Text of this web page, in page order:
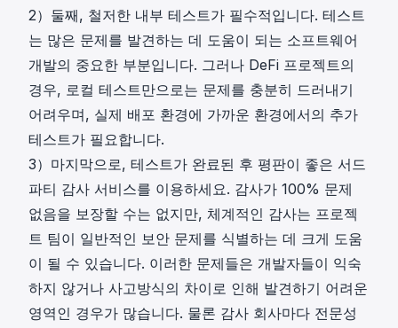
2）둘째, 철저한 내부 테스트가 필수적입니다. 테스트
는 많은 문제를 발견하는 데 도움이 되는 소프트웨어
개발의 중요한 부분입니다. 그러나 DeFi 프로젝트의
경우, 로컬 테스트만으로는 문제를 충분히 드러내기
어려우며, 실제 배포 환경에 가까운 환경에서의 추가
테스트가 필요합니다.
3）마지막으로, 테스트가 완료된 후 평판이 좋은 서드
파티 감사 서비스를 이용하세요. 감사가 100% 문제
없음을 보장할 수는 없지만, 체계적인 감사는 프로젝
트 팀이 일반적인 보안 문제를 식별하는 데 크게 도움
이 될 수 있습니다. 이러한 문제들은 개발자들이 익숙
하지 않거나 사고방식의 차이로 인해 발견하기 어려운
영역인 경우가 많습니다. 물론 감사 회사마다 전문성